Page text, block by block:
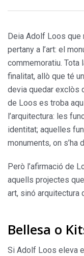
Deia Adolf Loos que
pertany a l’art: el
commemoratiu. Tota
finalitat, allò que té
devia quedar exclòs
de Loos es troba
l’arquitectura: les
identitat; aquelles
monuments, on s’ha
Però l’afirmació de
aquells projectes
art, sinó arquitectura
Bellesa o
Si Adolf Loos eleva